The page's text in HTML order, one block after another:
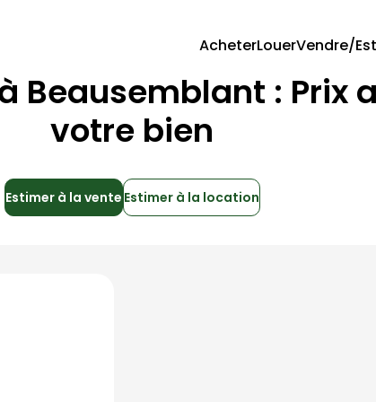
AcheterLouerVendre/
Beausemblant : Prix
votre bien
Estimer à la vente Estimer à la location